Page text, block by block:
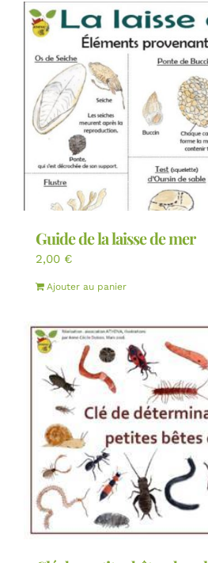
Guide de la laisse de mer
2,00 €
Ajouter au panier